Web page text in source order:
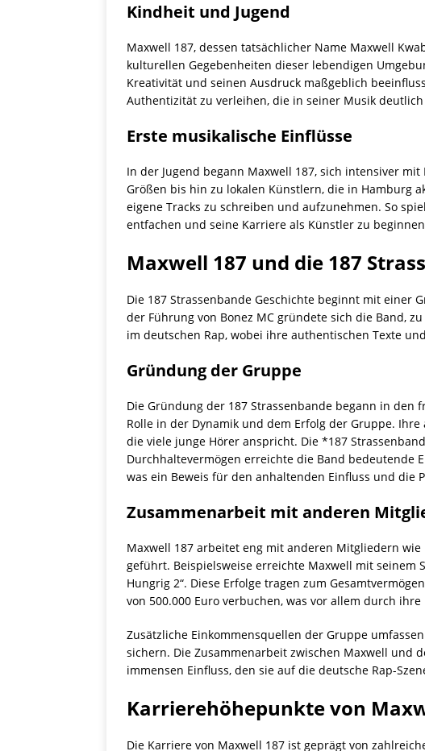
Kindheit und Jugend
Maxwell 187, dessen tatsächlicher Name Maxwell
kulturellen Gegebenheiten dieser lebendigen
Kreativität und seinen Ausdruck maßgeblich
Authentizität zu verleihen, die in seiner Musik
Erste musikalische Einflüsse
In der Jugend begann Maxwell 187, sich intensiver
Größen bis hin zu lokalen Künstlern, die in Hamburg
eigene Tracks zu schreiben und aufzunehmen. So
entfachen und seine Karriere als Künstler zu
Maxwell 187 und die 187
Die 187 Strassenbande Geschichte beginnt mit
der Führung von Bonez MC gründete sich die Band,
im deutschen Rap, wobei ihre authentischen Texte
Gründung der Gruppe
Die Gründung der 187 Strassenbande begann in den
Rolle in der Dynamik und dem Erfolg der Gruppe.
die viele junge Hörer anspricht. Die *187
Durchhaltevermögen erreichte die Band bedeutende
was ein Beweis für den anhaltenden Einfluss und die
Zusammenarbeit mit anderen
Maxwell 187 arbeitet eng mit anderen Mitgliedern wie
geführt. Beispielsweise erreichte Maxwell mit seinem
Hungrig 2“. Diese Erfolge tragen zum
von 500.000 Euro verbuchen, was vor allem durch
Zusätzliche Einkommensquellen der Gruppe
sichern. Die Zusammenarbeit zwischen Maxwell und
immensen Einfluss, den sie auf die deutsche Rap-
Karrierehöhepunkte von
Die Karriere von Maxwell 187 ist geprägt von